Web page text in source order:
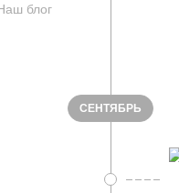
блог
СЕНТЯБРЬ